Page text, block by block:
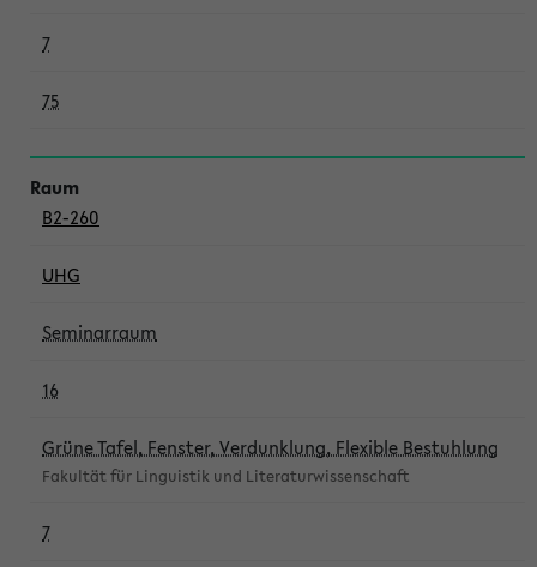
7
75
B2-260
UHG
Seminarraum
16
Grüne Tafel, Fenster, Verdunklung, Flexible Bestuhlung
Fakultät für Linguistik und Literaturwissenschaft
7